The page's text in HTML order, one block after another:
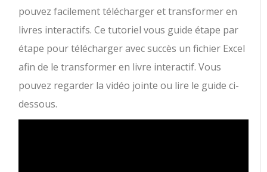
pouvez facilement télécharger et transformer en
livres interactifs. Ce tutoriel vous guide étape par
étape pour télécharger avec succès un fichier Excel
afin de le transformer en livre interactif. Vous
pouvez regarder la vidéo jointe ou lire le guide ci-
dessous.